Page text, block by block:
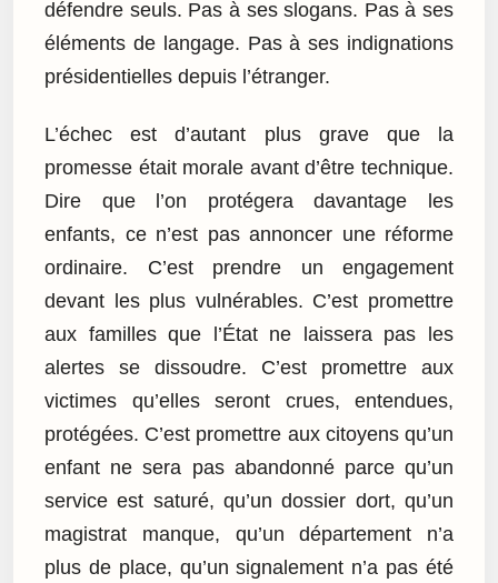
défendre seuls. Pas à ses slogans. Pas à ses
éléments de langage. Pas à ses indignations
présidentielles depuis l’étranger.
L’échec est d’autant plus grave que la
promesse était morale avant d’être technique.
Dire que l’on protégera davantage les
enfants, ce n’est pas annoncer une réforme
ordinaire. C’est prendre un engagement
devant les plus vulnérables. C’est promettre
aux familles que l’État ne laissera pas les
alertes se dissoudre. C’est promettre aux
victimes qu’elles seront crues, entendues,
protégées. C’est promettre aux citoyens qu’un
enfant ne sera pas abandonné parce qu’un
service est saturé, qu’un dossier dort, qu’un
magistrat manque, qu’un département n’a
plus de place, qu’un signalement n’a pas été